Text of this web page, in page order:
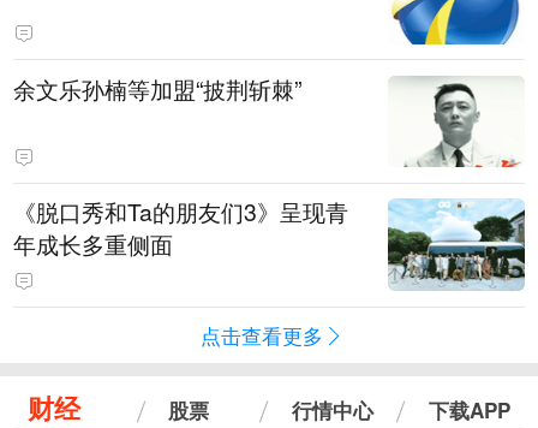
余文乐孙楠等加盟“披荆斩棘”
《脱口秀和Ta的朋友们3》呈现青
年成长多重侧面
点击查看更多
财经 股票 行情中心 下载APP